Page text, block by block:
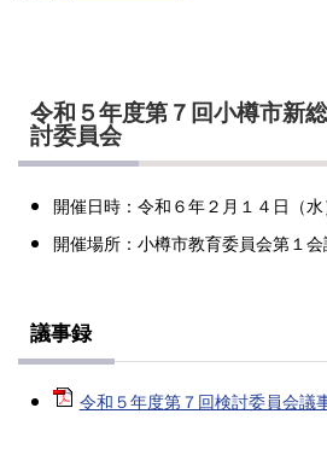
令和５年度第７回小樽市新
討委員会
開催日時：令和６年２月１４日（
開催場所：小樽市教育委員会第１
議事録
令和５年度第７回検討委員会議